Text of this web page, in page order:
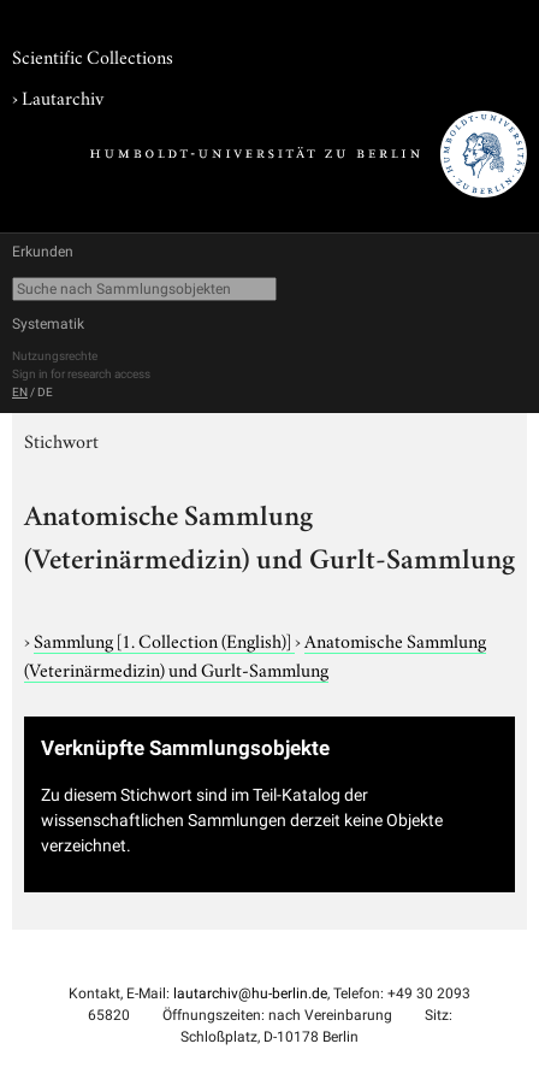
Scientific Collections
›Lautarchiv
Erkunden
Systematik
Nutzungsrechte
Sign in for research access
EN / DE
Stichwort
Anatomische Sammlung
(Veterinärmedizin) und Gurlt-Sammlung
›Sammlung[1. Collection (English)]›Anatomische Sammlung
(Veterinärmedizin) und Gurlt-Sammlung
Verknüpfte Sammlungsobjekte
Zu diesem Stichwort sind im Teil-Katalog der
wissenschaftlichen Sammlungen derzeit keine Objekte
verzeichnet.
Kontakt, E-Mail: lautarchiv@hu-berlin.de, Telefon: +49 30 2093
65820
Öffnungszeiten: nach Vereinbarung
Sitz:
Schloßplatz, D-10178 Berlin